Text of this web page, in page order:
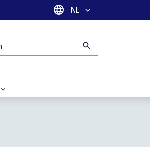
Taal selectie
NL